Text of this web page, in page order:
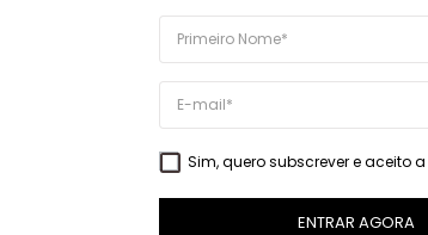
Sunflower | Gold&Rouge
Sim, quero subscrever e aceito a
ENTRAR AGORA